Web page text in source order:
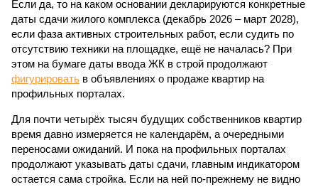
Если да, то на каком основании декларируются конкретные
даты сдачи жилого комплекса (декабрь 2026 – март 2028),
если фаза активных строительных работ, если судить по
отсутствию техники на площадке, ещё не началась? При
этом на бумаге даты ввода ЖК в строй продолжают
фигурировать в объявлениях о продаже квартир на
профильных порталах.
Для почти четырёх тысяч будущих собственников квартир
время давно измеряется не календарём, а очередными
переносами ожиданий. И пока на профильных порталах
продолжают указывать даты сдачи, главным индикатором
остается сама стройка. Если на ней по-прежнему не видно